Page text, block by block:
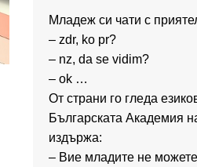
Младеж си чати с
– zdr, ko pr?
– nz, da se vidim?
– ok …
От страни го гледа
Българската Академия
издържа:
– Вие младите не